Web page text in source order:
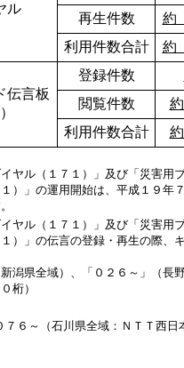
ル
再生件数
約
利用件数合計
約
伝言板
登録件数
閲覧件数
利用件数合計
イヤル（１７１）」及び「災害用
）」の運用開始は、平成１９年
イヤル（１７１）」及び「災害用
）」の伝言の登録・再生の際、
新潟県全域）、「０２６～」（長
桁）
７６～（石川県全域：ＮＴＴ西日